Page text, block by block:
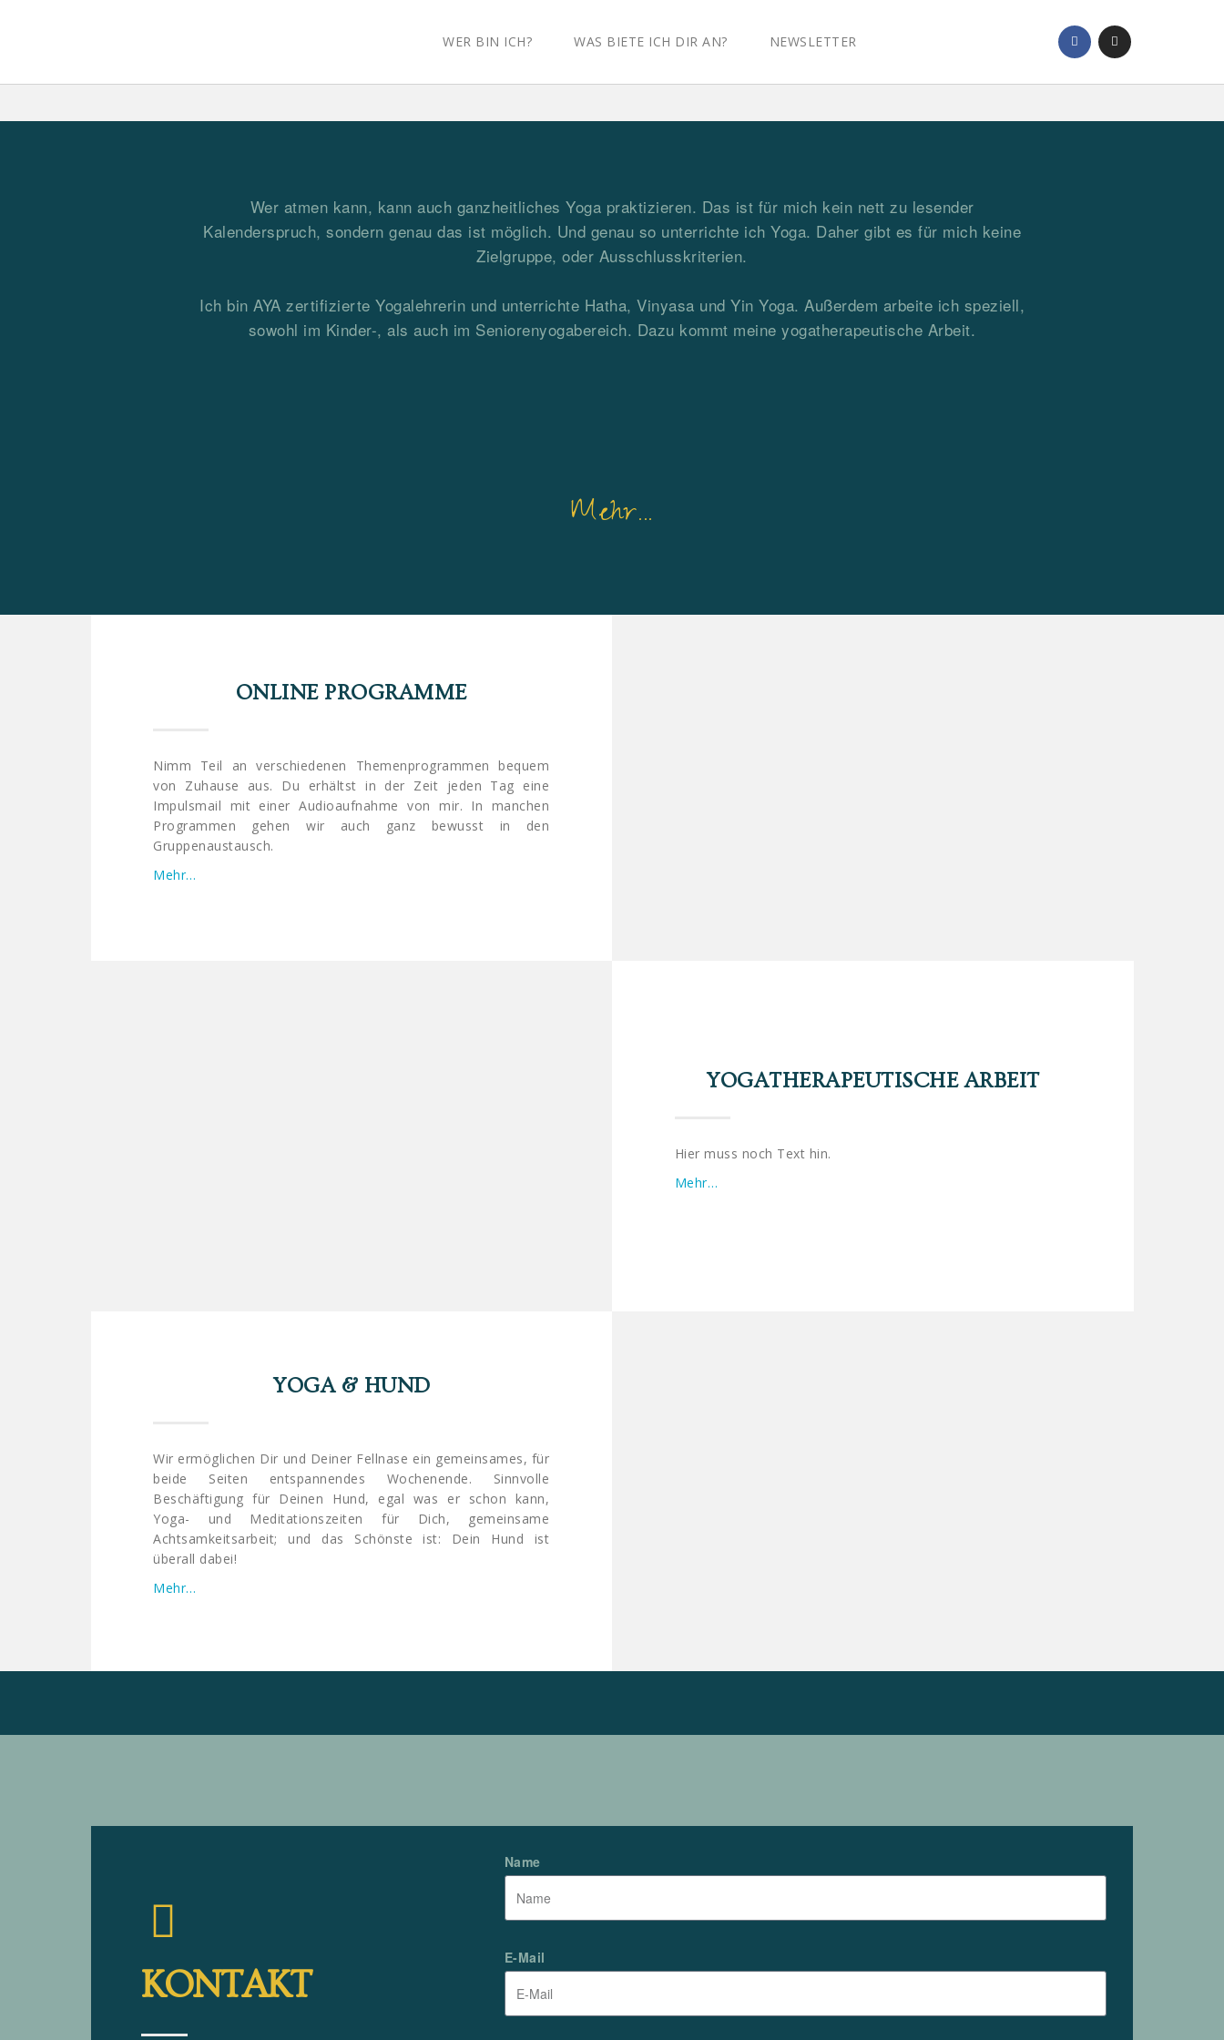
WER BIN ICH? WAS BIETE ICH DIR AN? NEWSLETTER
Wer atmen kann, kann auch ganzheitliches Yoga praktizieren. Das ist für mich kein nett zu lesender
Kalenderspruch, sondern genau das ist möglich. Und genau so unterrichte ich Yoga. Daher gibt es für mich keine
Zielgruppe, oder Ausschlusskriterien.
Ich bin AYA zertifizierte Yogalehrerin und unterrichte Hatha, Vinyasa und Yin Yoga. Außerdem arbeite ich speziell,
sowohl im Kinder-, als auch im Seniorenyogabereich. Dazu kommt meine yogatherapeutische Arbeit.
Mehr...
ONLINE PROGRAMME
Nimm Teil an verschiedenen Themenprogrammen bequem
von Zuhause aus. Du erhältst in der Zeit jeden Tag eine
Impulsmail mit einer Audioaufnahme von mir. In manchen
Programmen gehen wir auch ganz bewusst in den
Gruppenaustausch.
Mehr…
YOGATHERAPEUTISCHE ARBEIT
Hier muss noch Text hin.
Mehr…
YOGA & HUND
Wir ermöglichen Dir und Deiner Fellnase ein gemeinsames, für
beide Seiten entspannendes Wochenende. Sinnvolle
Beschäftigung für Deinen Hund, egal was er schon kann,
Yoga- und Meditationszeiten für Dich, gemeinsame
Achtsamkeitsarbeit; und das Schönste ist: Dein Hund ist
überall dabei!
Mehr…
KONTAKT
Name
E-Mail